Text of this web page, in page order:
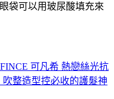
袋可以用玻尿酸填充來
可凡希 熱戀絲光抗
整造型控必收的護髮神